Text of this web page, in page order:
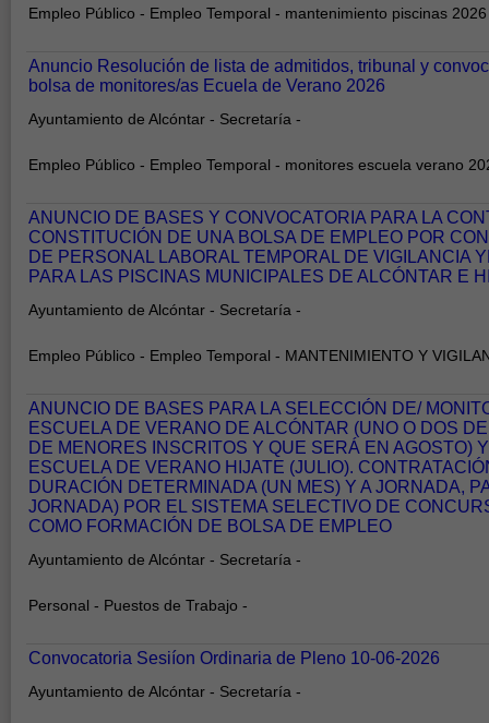
Empleo Público - Empleo Temporal - mantenimiento piscinas 2026
Anuncio Resolución de lista de admitidos, tribunal y
bolsa de monitores/as Ecuela de Verano 2026
Ayuntamiento de Alcóntar - Secretaría -
Empleo Público - Empleo Temporal - monitores escuela verano
ANUNCIO DE BASES Y CONVOCATORIA PARA LA
CONSTITUCIÓN DE UNA BOLSA DE EMPLEO POR
DE PERSONAL LABORAL TEMPORAL DE VIGILANCIA
PARA LAS PISCINAS MUNICIPALES DE ALCÓNTAR E
Ayuntamiento de Alcóntar - Secretaría -
Empleo Público - Empleo Temporal - MANTENIMIENTO Y
ANUNCIO DE BASES PARA LA SELECCIÓN DE/
ESCUELA DE VERANO DE ALCÓNTAR (UNO O DOS
DE MENORES INSCRITOS Y QUE SERÁ EN AGOSTO)
ESCUELA DE VERANO HIJATE (JULIO).
DURACIÓN DETERMINADA (UN MES) Y A JORNADA,
JORNADA) POR EL SISTEMA SELECTIVO DE
COMO FORMACIÓN DE BOLSA DE EMPLEO
Ayuntamiento de Alcóntar - Secretaría -
Personal - Puestos de Trabajo -
Convocatoria Sesiíon Ordinaria de Pleno 10-06-2026
Ayuntamiento de Alcóntar - Secretaría -